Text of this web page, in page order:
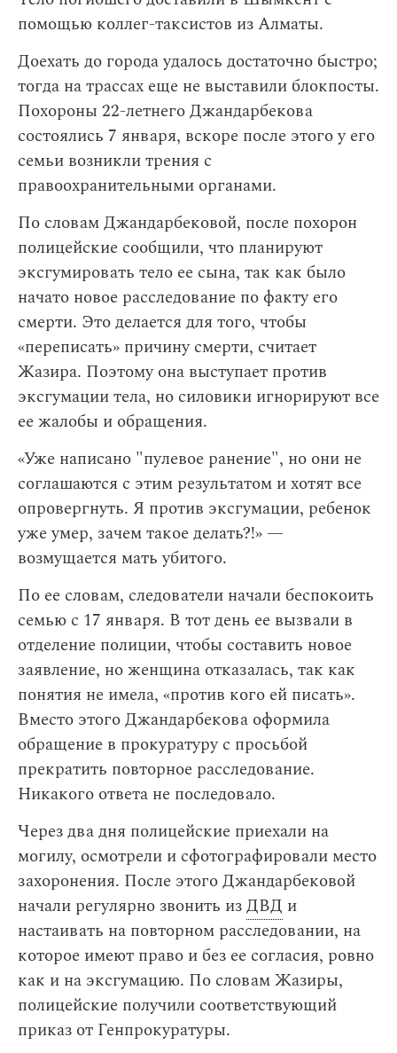
помощью коллег-таксистов из Алматы.
Доехать до города удалось достаточно быстро;
тогда на трассах еще не выставили блокпосты.
Похороны 22-летнего Джандарбекова
состоялись 7 января, вскоре после этого у его
семьи возникли трения с
правоохранительными органами.
По словам Джандарбековой, после похорон
полицейские сообщили, что планируют
эксгумировать тело ее сына, так как было
начато новое расследование по факту его
смерти. Это делается для того, чтобы
«переписать» причину смерти, считает
Жазира. Поэтому она выступает против
эксгумации тела, но силовики игнорируют все
ее жалобы и обращения.
«Уже написано "пулевое ранение", но они не
соглашаются с этим результатом и хотят все
опровергнуть. Я против эксгумации, ребенок
уже умер, зачем такое делать?!» —
возмущается мать убитого.
По ее словам, следователи начали беспокоить
семью с 17 января. В тот день ее вызвали в
отделение полиции, чтобы составить новое
заявление, но женщина отказалась, так как
понятия не имела, «против кого ей писать».
Вместо этого Джандарбекова оформила
обращение в прокуратуру с просьбой
прекратить повторное расследование.
Никакого ответа не последовало.
Через два дня полицейские приехали на
могилу, осмотрели и сфотографировали место
захоронения. После этого Джандарбековой
начали регулярно звонить изДВД и
настаивать на повторном расследовании, на
которое имеют право и без ее согласия, ровно
как и на эксгумацию. По словам Жазиры,
полицейские получили соответствующий
приказ от Генпрокуратуры.